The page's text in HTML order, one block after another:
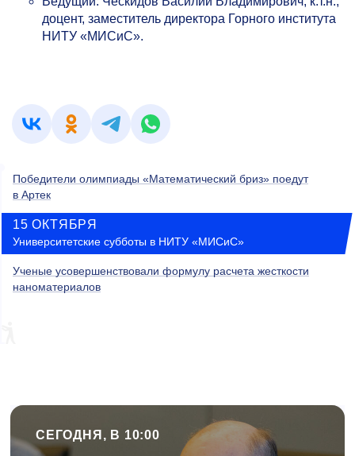
доцент, заместитель директора Горного института
НИТУ «МИСиС».
Победители олимпиады «Математический бриз» поедут
в Артек
15 ОКТЯБРЯ
Университетские субботы в НИТУ «МИСиС»
Ученые усовершенствовали формулу расчета жесткости
наноматериалов
СЕГОДНЯ, В 10:00